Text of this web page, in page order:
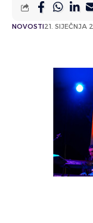
NOVOSTI21. SIJEČNJA